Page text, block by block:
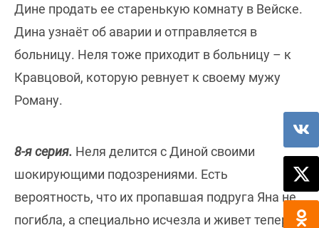
Дине продать ее старенькую комнату в Вейске.
Дина узнаёт об аварии и отправляется в
больницу. Неля тоже приходит в больницу – к
Кравцовой, которую ревнует к своему мужу
Роману.
8-я серия. Неля делится с Диной своими
шокирующими подозрениями. Есть
вероятность, что их пропавшая подруга Яна не
погибла, а специально исчезла и живет теперь